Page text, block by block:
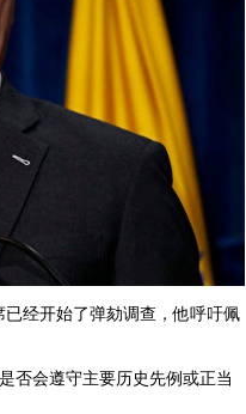
经开始了弹劾调查，他呼吁佩
否会遵守主要历史先例或正当